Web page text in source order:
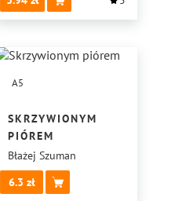
A5
SKRZYWIONYM
PIÓREM
Błażej Szuman
6.3